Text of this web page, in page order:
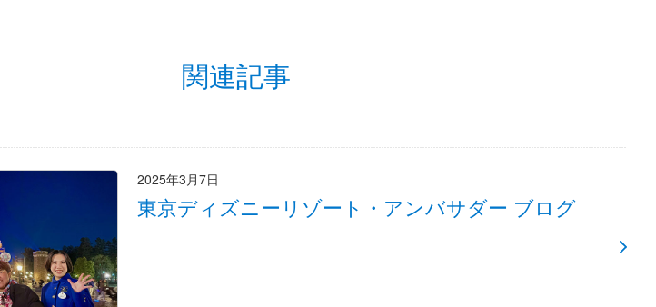
関連記事
2025年3月7日
東京ディズニーリゾート・アンバサダー ブログ